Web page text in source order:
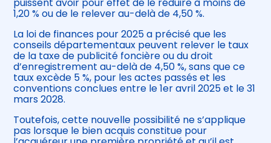
puissent avoir pour effet de le réduire à moins de
1,20 % ou de le relever au-delà de 4,50 %.
La loi de finances pour 2025 a précisé que les
conseils départementaux peuvent relever le taux
de la taxe de publicité foncière ou du droit
d’enregistrement au-delà de 4,50 %, sans que ce
taux excède 5 %, pour les actes passés et les
conventions conclues entre le 1er avril 2025 et le 31
mars 2028.
Toutefois, cette nouvelle possibilité ne s’applique
pas lorsque le bien acquis constitue pour